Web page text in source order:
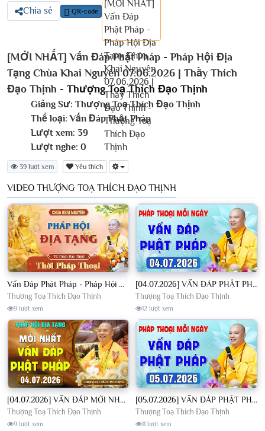
Chia sẻ QR-code
[MỚI NHẤT] Vấn Đáp Phật Pháp - Pháp Hội Địa
Tạng Chùa Khai Nguyên 07.06.2026 | Thầy Thích
Đạo Thịnh - Thượng Toạ Thích Đạo Thịnh
Giảng Sư: Thượng Toạ Thích Đạo Thịnh
Thể loại: Vấn Đáp Phật Pháp
Lượt xem: 39
Lượt nghe: 0
39 lượt xem Yêu thích
VIDEO THƯỢNG TOẠ THÍCH ĐẠO THỊNH
Vấn Đáp Phật Pháp - Pháp Hội Địa Tạng Ngày 01/08/2026│TT. Thích Đạo Thịnh
Thượng Toạ Thích Đạo Thịnh
9 lượt xem
[04.07.2026] VẤN ĐÁP PHẬT PHÁP - Nghe Thầy giảng Pháp mỗi ngày CÔNG ĐỨC VÔ LƯỢNG│TT. Thích Đạo Thịnh
Thượng Toạ Thích Đạo Thịnh
12 lượt xem
[04.07.2026] VẤN ĐÁP MỚI NHẤT - Pháp Hội Địa Tạng Chùa Khai Nguyên | TT. Thích Đạo Thịnh
Thượng Toạ Thích Đạo Thịnh
9 lượt xem
[05.07.2026] VẤN ĐÁP PHẬT PHÁP - Nghe Thầy giảng Pháp mỗi ngày CÔNG ĐỨC VÔ LƯỢNG│TT. Thích Đạo Thịnh
Thượng Toạ Thích Đạo Thịnh
11 lượt xem